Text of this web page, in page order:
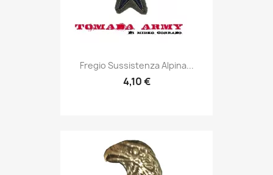
Anteprima
Fregio Sussistenza Alpina...
4,10 €